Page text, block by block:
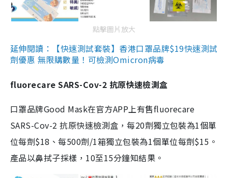
點擊圖片放大
延伸閱讀：【快速測試套裝】香港口罩品牌$19快速測試
劑優惠 無限購數量！可檢測Omicron病毒
fluorecare SARS-Cov-2 抗原快速檢測盒
口罩品牌Good Mask在官方APP上有售fluorecare
SARS-Cov-2 抗原快速檢測盒，每20劑獨立包裝為1個單
位每劑$18、每500劑/1箱獨立包裝為1個單位每劑$15。
產品以鼻拭子採樣，10至15分鐘知結果。